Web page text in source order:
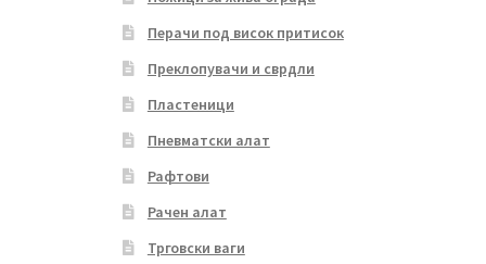
Перачи под висок притисок
Преклопувачи и сврдли
Пластеници
Пневматски алат
Рафтови
Рачен алат
Трговски ваги